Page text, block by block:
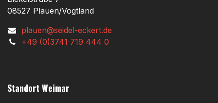
08527 Plauen/Vogtland
plauen@seidel-eckert.de
+49 (0)3741 719 444 0
Standort Weimar